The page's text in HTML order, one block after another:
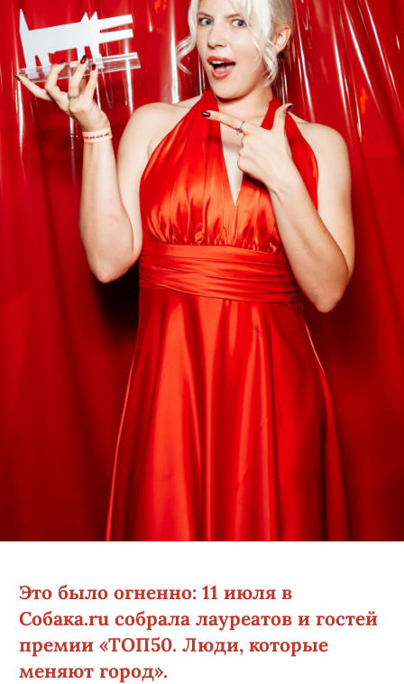
Это было огненно: 11 июля в
Собака.ru собрала лауреатов и гостей
премии «ТОП50. Люди, которые
меняют город».